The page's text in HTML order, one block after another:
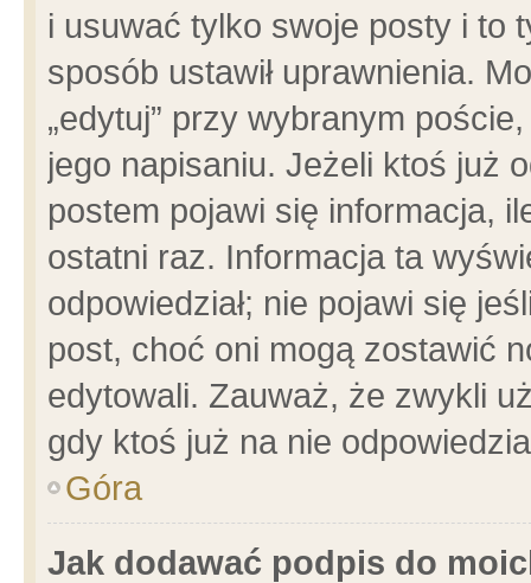
i usuwać tylko swoje posty i to
sposób ustawił uprawnienia.
„edytuj” przy wybranym
jego napisaniu. Jeżeli ktoś już
postem pojawi się informacja,
ostatni raz. Informacja ta
odpowiedział; nie pojawi się
post, choć oni mogą zostawić
edytowali. Zauważ, że zwykli
gdy ktoś już na nie
Góra
Jak dodawać podpis do